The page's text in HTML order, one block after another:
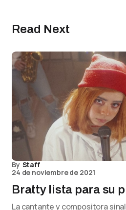
Read Next
By Staff
24 de noviembre de 2021
Bratty lista para su
La cantante y compositora